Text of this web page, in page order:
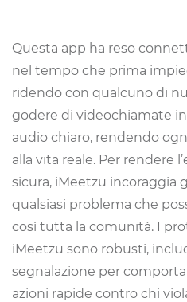
Questa app ha reso
nel tempo che prima
ridendo con qualcuno di
godere di videochiamate
audio chiaro, rendendo
alla vita reale. Per rendere
sicura, iMeetzu incoraggia
qualsiasi problema che
così tutta la comunità. I
iMeetzu sono robusti,
segnalazione per
azioni rapide contro chi